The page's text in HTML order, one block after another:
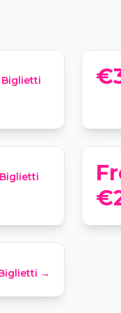
II, 11 📍
Gita
18
→